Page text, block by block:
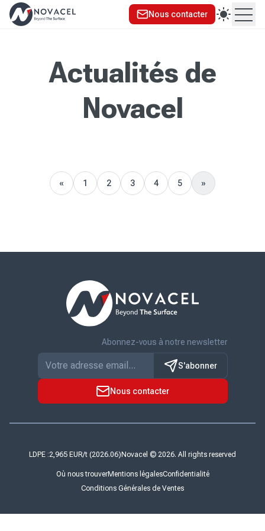
Nous contacter
Actualités de
Novacel
Précédent
« 1 2 3 4 5
Suivant
»
Nous contacter
Abonnez-vous à notre newsletter
S'abonner
LDPE : Novacel © 2026. All rights reserved
Où nous trouverMentions légalesConfidentialité
Conditions Générales de Ventes